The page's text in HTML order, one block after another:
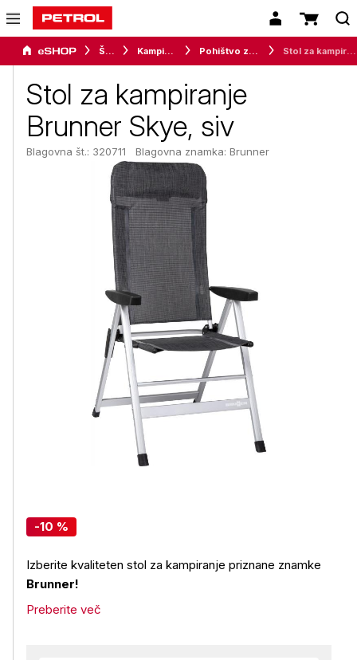
Šport Kampiranje Pohištvo za kampiranje
Stol za kampiranje
Brunner Skye, siv
Blagovna št.: 320711 Blagovna znamka: Brunner
-10 %
Izberite kvaliteten stol za kampiranje priznane znamke
Brunner!
Preberite več